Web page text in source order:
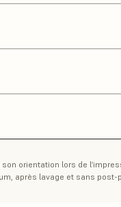
orientation lors de
après lavage et sans post-